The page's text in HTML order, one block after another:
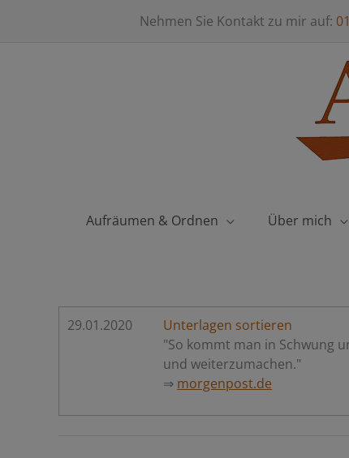
Nehmen Sie Kontakt zu mir auf:
Aufräumen & Ordnen Über mich
29.01.2020
Unterlagen sortieren
"So kommt man in Schwung
und weiterzumachen."
⇒ morgenpost.de